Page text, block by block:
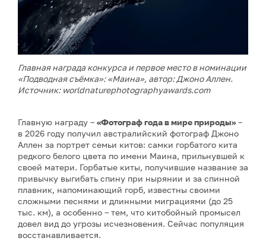
Главная награда конкурса и первое место в номинации
«Подводная съёмка»: «Маина», автор: Джоно Аллен.
Источник: worldnaturephotographyawards.com
Главную награду – «Фотограф года в мире природы»–
в 2026 году получил австралийский фотограф Джоно
Аллен за портрет семьи китов: самки горбатого кита
редкого белого цвета по имени Маина, прильнувшей к
своей матери. Горбатые киты, получившие название за
привычку выгибать спину при нырянии и за спинной
плавник, напоминающий горб, известны своими
сложными песнями и длинными миграциями (до 25
тыс. км), а особенно – тем, что китобойный промысел
довел вид до угрозы исчезновения. Сейчас популяция
восстанавливается.